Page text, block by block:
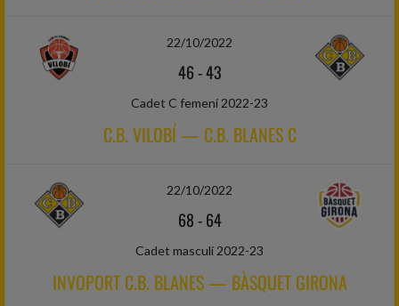
22/10/2022
46-43
Cadet C femení 2022-23
C.B. VILOBÍ — C.B. BLANES C
22/10/2022
68-64
Cadet masculí 2022-23
INVOPORT C.B. BLANES — BÀSQUET GIRONA